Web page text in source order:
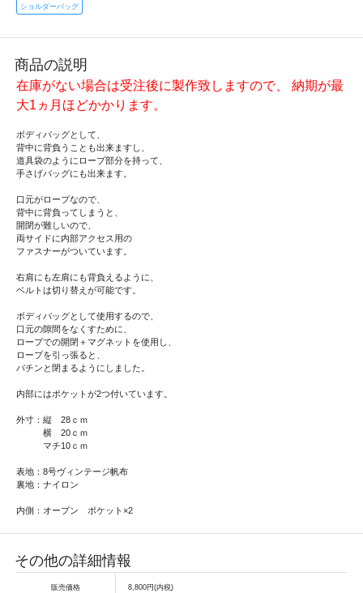
ショルダーバッグ
商品の説明
在庫がない場合は受注後に製作致しますので、 納期が最
大1ヵ月ほどかかります。
ボディバッグとして、
背中に背負うことも出来ますし、
道具袋のようにロープ部分を持って、
手さげバッグにも出来ます。
口元がロープなので、
背中に背負ってしまうと、
開閉が難しいので、
両サイドに内部アクセス用の
ファスナーがついています。
右肩にも左肩にも背負えるように、
ベルトは切り替えが可能です。
ボディバッグとして使用するので、
口元の隙間をなくすために、
ロープでの開閉＋マグネットを使用し、
ロープを引っ張ると、
パチンと閉まるようにしました。
内部にはポケットが2つ付いています。
外寸：縦 28ｃｍ
横 20ｃｍ
マチ10ｃｍ
表地：8号ヴィンテージ帆布
裏地：ナイロン
内側：オープン ポケット×2
その他の詳細情報
販売価格 8,800円(内税)